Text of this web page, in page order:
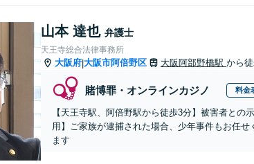
山本 達也 弁護士
天王寺総合法律事務所
大阪府|大阪市阿倍野区 大阪阿部野橋駅 から
賭博罪・オンラインカジノ 料金
【天王寺駅、阿倍野駅から徒歩3分】被害者と
用】ご家族が逮捕された場合、少年事件もお任
ます